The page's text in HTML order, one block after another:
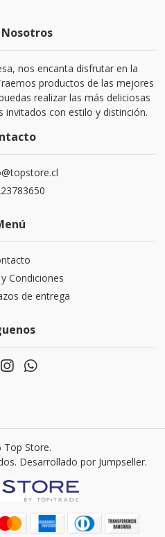
Nosotros
nos encanta disfrutar en la
productos de las mejores
realizar las más deliciosas
invitados con estilo y distinción.
Condiciones
de entrega
Store.
Desarrollado por Jumpseller.